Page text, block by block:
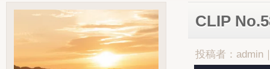
CLIP
投稿者：admin